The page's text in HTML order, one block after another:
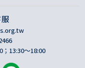
；13:30～18:00